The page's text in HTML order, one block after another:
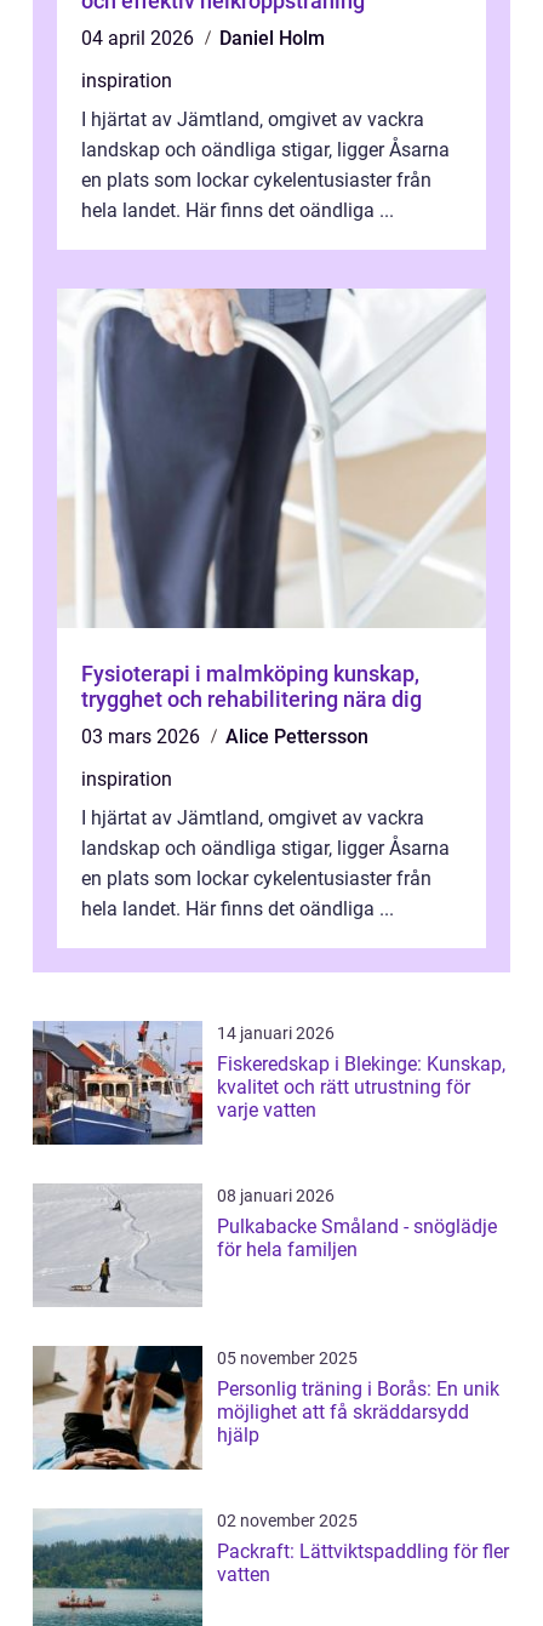
04 april 2026
Daniel Holm
inspiration
I hjärtat av Jämtland, omgivet av vackra
landskap och oändliga stigar, ligger Åsarna
en plats som lockar cykelentusiaster från
hela landet. Här finns det oändliga ...
Fysioterapi i malmköping kunskap,
trygghet och rehabilitering nära dig
03 mars 2026
Alice Pettersson
inspiration
I hjärtat av Jämtland, omgivet av vackra
landskap och oändliga stigar, ligger Åsarna
en plats som lockar cykelentusiaster från
hela landet. Här finns det oändliga ...
14 januari 2026
Fiskeredskap i Blekinge: Kunskap,
kvalitet och rätt utrustning för
varje vatten
08 januari 2026
Pulkabacke Småland - snöglädje
för hela familjen
05 november 2025
Personlig träning i Borås: En unik
möjlighet att få skräddarsydd
hjälp
02 november 2025
Packraft: Lättviktspaddling för fler
vatten